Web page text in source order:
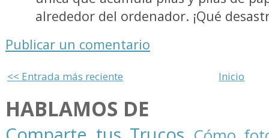
alrededor del ordenador. ¡Qué
Publicar un comentario
<< Entrada más reciente Inicio
HABLAMOS DE